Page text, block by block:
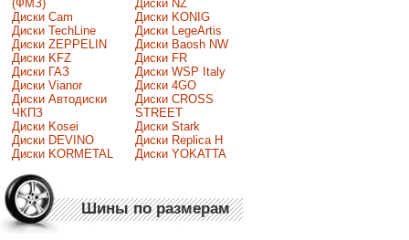
(ФМЗ)
Диски Cam
Диски TechLine
Диски ZEPPELIN
Диски KFZ
Диски ГАЗ
Диски Vianor
Диски Автодиски
ЧКПЗ
Диски Kosei
Диски DEVINO
Диски KORMETAL
Диски NZ
Диски KONIG
Диски LegeArtis
Диски Baosh NW
Диски FR
Диски WSP Italy
Диски 4GO
Диски CROSS
STREET
Диски Stark
Диски Replica H
Диски YOKATTA
Шины по размерам